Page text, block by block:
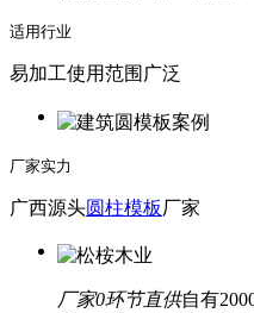
适用行业
易加工使用范围广泛
厂家实力
广西源头圆柱模板厂家
厂家0环节直供自有